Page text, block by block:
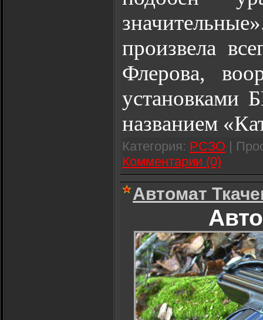
произвела
Флерова,
установками
названием
Категория: РСЗО |
Комментарии (0)
Автомат